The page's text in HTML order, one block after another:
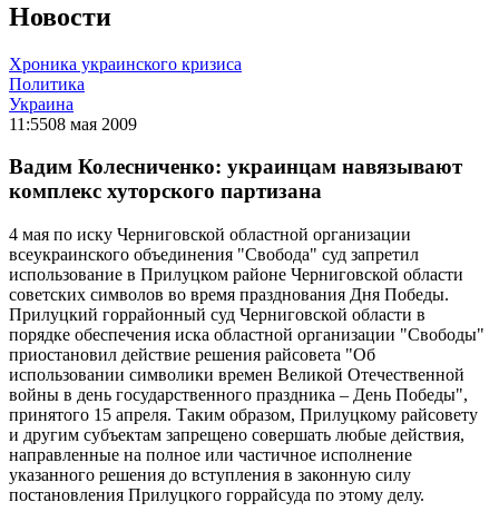
Новости
Хроника украинского кризиса
Политика
Украина
11:5508 мая 2009
Вадим Колесниченко: украинцам навязывают
комплекс хуторского партизана
4 мая по иску Черниговской областной организации
всеукраинского объединения "Свобода" суд запретил
использование в Прилуцком районе Черниговской области
советских символов во время празднования Дня Победы.
Прилуцкий горрайонный суд Черниговской области в
порядке обеспечения иска областной организации "Свободы"
приостановил действие решения райсовета "Об
использовании символики времен Великой Отечественной
войны в день государственного праздника – День Победы",
принятого 15 апреля. Таким образом, Прилуцкому райсовету
и другим субъектам запрещено совершать любые действия,
направленные на полное или частичное исполнение
указанного решения до вступления в законную силу
постановления Прилуцкого горрайсуда по этому делу.